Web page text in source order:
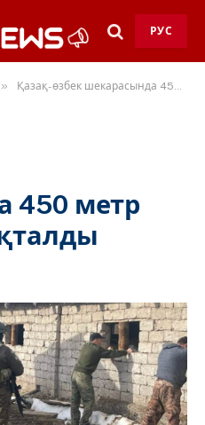
РУС
» Қазақ-өзбек шекарасында 450 метр туннель анықталды
450 метр